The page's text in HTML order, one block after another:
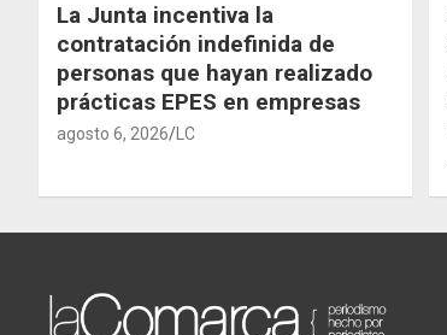
La Junta incentiva la
contratación indefinida de
personas que hayan realizado
prácticas EPES en empresas
agosto 6, 2026 LC